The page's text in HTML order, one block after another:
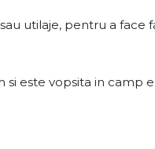
utilaje, pentru a face
este vopsita in